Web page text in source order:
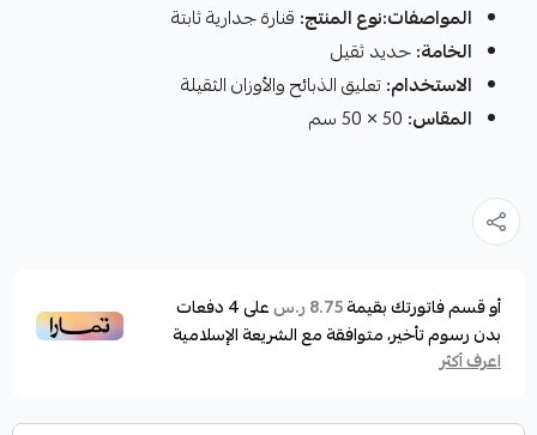
المواصفات:نوع المنتج: قنارة جدارية ثابتة
الخامة:حديد ثقيل
الاستخدام:تعليق الذبائح والأوزان الثقيلة
المقاس:
أو قسم فاتورتك بقيمة8.75 ر.س على4دفعات
بدون رسوم تأخير، متوافقة مع الشريعة الإسلامية
اعرف أكثر